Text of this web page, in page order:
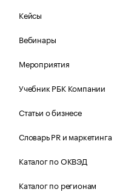
Кейсы
Вебинары
Мероприятия
Учебник РБК Компании
Статьи о бизнесе
Словарь PR и маркетинга
Каталог по ОКВЭД
Каталог по регионам